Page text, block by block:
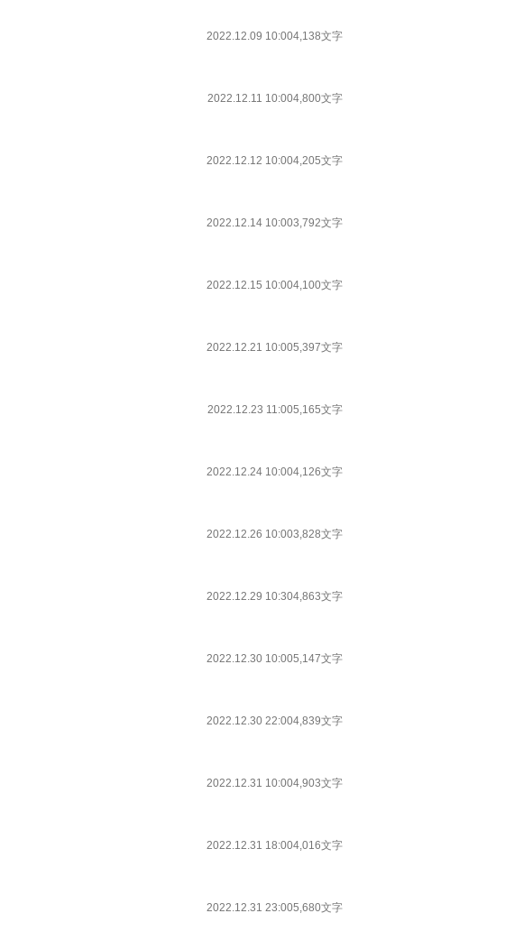
2022.12.09 10:004,138文字
2022.12.11 10:004,800文字
2022.12.12 10:004,205文字
2022.12.14 10:003,792文字
2022.12.15 10:004,100文字
2022.12.21 10:005,397文字
2022.12.23 11:005,165文字
2022.12.24 10:004,126文字
2022.12.26 10:003,828文字
2022.12.29 10:304,863文字
2022.12.30 10:005,147文字
2022.12.30 22:004,839文字
2022.12.31 10:004,903文字
2022.12.31 18:004,016文字
2022.12.31 23:005,680文字